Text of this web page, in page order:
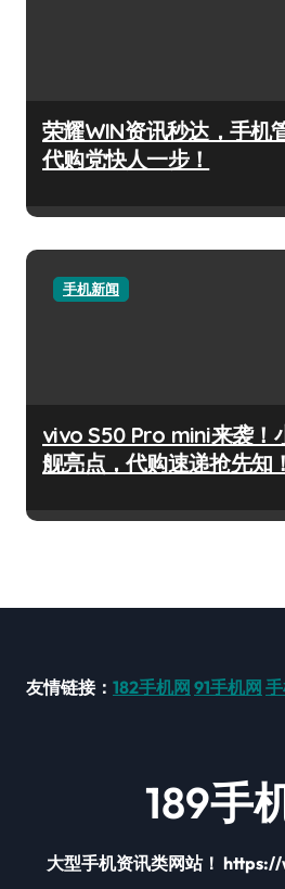
荣耀WIN资讯秒达，手机
代购党快人一步！
手机新闻
vivo S50 Pro mini来袭！
舰亮点，代购速递抢先知！
友情链接： 182手机网 91手机网
189手
大型手机资讯类网站！